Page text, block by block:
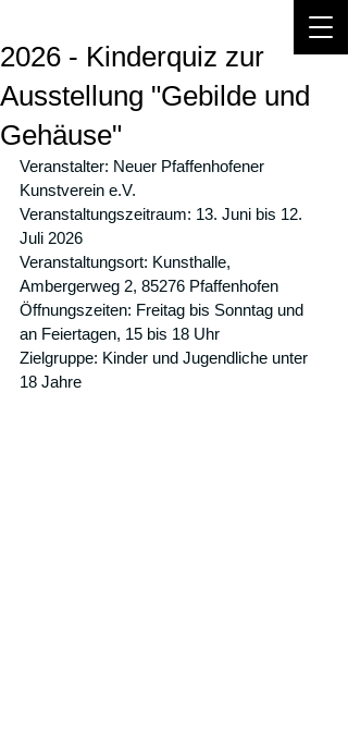
2026 - Kinderquiz zur
Ausstellung "Gebilde und
Gehäuse"
Veranstalter: Neuer Pfaffenhofener
Kunstverein e.V.
Veranstaltungszeitraum: 13. Juni bis 12.
Juli 2026
Veranstaltungsort: Kunsthalle,
Ambergerweg 2, 85276 Pfaffenhofen
Öffnungszeiten: Freitag bis Sonntag und
an Feiertagen, 15 bis 18 Uhr
Zielgruppe: Kinder und Jugendliche unter
18 Jahre